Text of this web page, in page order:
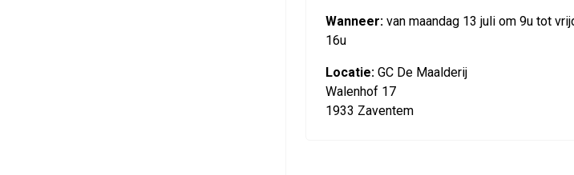
Wanneer: van maandag 13 juli om 9u tot
16u
Locatie: GC De Maalderij
Walenhof 17
1933 Zaventem